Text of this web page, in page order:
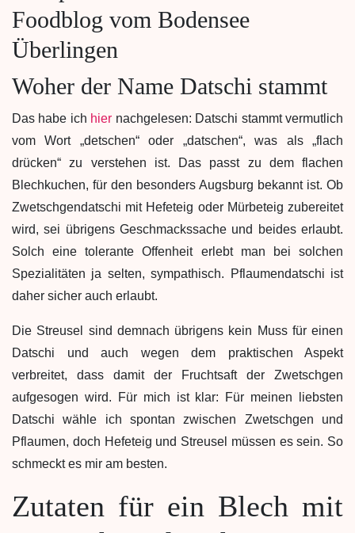
Woher der Name Datschi stammt
Das habe ich hier nachgelesen: Datschi stammt vermutlich
vom Wort „detschen“ oder „datschen“, was als „flach
drücken“ zu verstehen ist. Das passt zu dem flachen
Blechkuchen, für den besonders Augsburg bekannt ist. Ob
Zwetschgendatschi mit Hefeteig oder Mürbeteig zubereitet
wird, sei übrigens Geschmackssache und beides erlaubt.
Solch eine tolerante Offenheit erlebt man bei solchen
Spezialitäten ja selten, sympathisch. Pflaumendatschi ist
daher sicher auch erlaubt.
Die Streusel sind demnach übrigens kein Muss für einen
Datschi und auch wegen dem praktischen Aspekt
verbreitet, dass damit der Fruchtsaft der Zwetschgen
aufgesogen wird. Für mich ist klar: Für meinen liebsten
Datschi wähle ich spontan zwischen Zwetschgen und
Pflaumen, doch Hefeteig und Streusel müssen es sein. So
schmeckt es mir am besten.
Zutaten für ein Blech mit